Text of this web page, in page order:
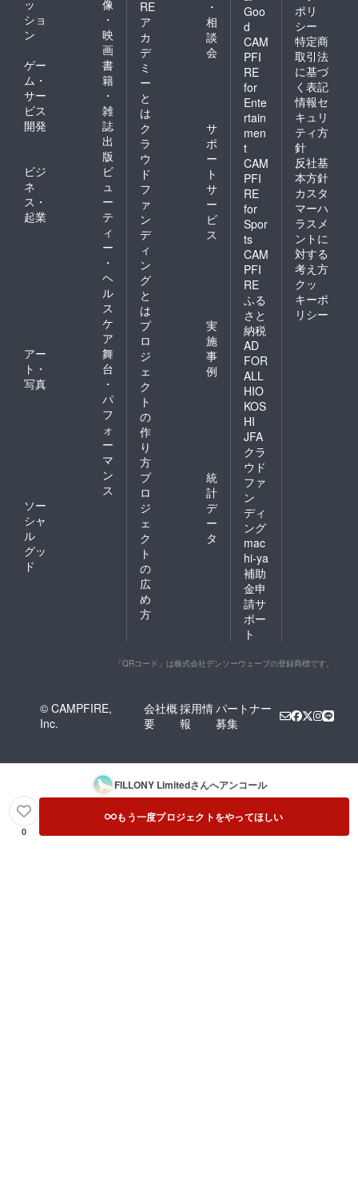
ッ
ショ
ン
像
・
映
画
ゲー
ム・
サー
ビス
開発
書
籍
・
雑
誌
出
版
ビジ
ネ
ス・
起業
ビ
ュ
ー
テ
ィ
ー
・
ヘ
ル
ス
ケ
ア
アー
ト・
写真
舞
台
・
パ
フ
ォ
ー
マ
ン
ス
ソー
シャ
ル
グッ
ド
RE
ア
カ
デ
ミ
ー
と
は
・
相
談
会
ク
ラ
ウ
ド
フ
ァ
ン
デ
ィ
ン
グ
と
は
サ
ポ
ー
ト
サ
ー
ビ
ス
プ
ロ
ジ
ェ
ク
ト
の
作
り
方
実
施
事
例
プ
ロ
ジ
ェ
ク
ト
の
広
め
方
統
計
デ
ー
タ
Goo
d
CAM
PFI
RE
for
Ente
rtain
men
t
CAM
PFI
RE
for
Spor
ts
CAM
PFI
RE
ふる
さと
納税
AD
FOR
ALL
HIO
KOS
HI
JFA
クラ
ウド
ファ
ン
ディ
ング
mac
hi-ya
補助
金申
請サ
ポー
ト
ポリ
シー
特定商
取引法
に基づ
く表記
情報セ
キュリ
ティ方
針
反社基
本方針
カスタ
マーハ
ラスメ
ントに
対する
考え方
クッ
キーポ
リシー
「QRコード」は株式会社デンソーウェーブの登録商標です。
© CAMPFIRE,
Inc.
会社概
要
採用情
報
パートナー
募集
FILLONY Limitedさんへアンコール
0
もう一度プロジェクトをやってほしい